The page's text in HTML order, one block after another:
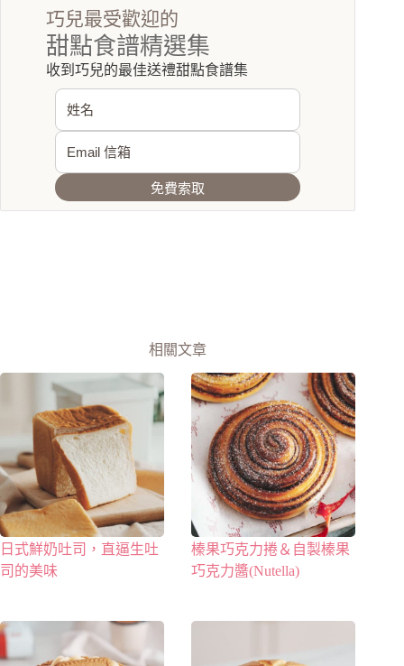
巧兒最受歡迎的
甜點食譜精選集
收到巧兒的最佳送禮甜點食譜集
免費索取
相關文章
日式鮮奶吐司，直逼生吐
司的美味
榛果巧克力捲＆自製榛果
巧克力醬(Nutella)